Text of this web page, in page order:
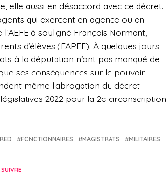
elle aussi en désaccord avec ce décret.
qui exercent en agence ou en
à souligné François Normant,
d’élèves (FAPEE). À quelques jours
à la députation n’ont pas manqué de
ses conséquences sur le pouvoir
même l’abrogation du décret
2022 pour la 2e circonscription
FONCTIONNAIRES MAGISTRATS
MILITAIRES
SUIVRE